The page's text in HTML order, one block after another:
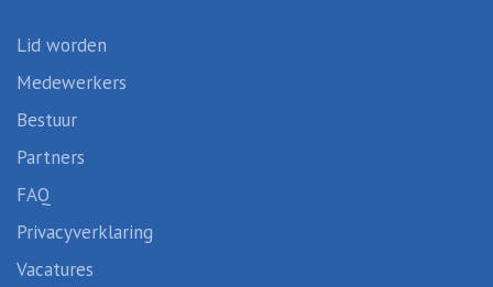
Lid worden
Medewerkers
Bestuur
Partners
FAQ
Privacyverklaring
Vacatures